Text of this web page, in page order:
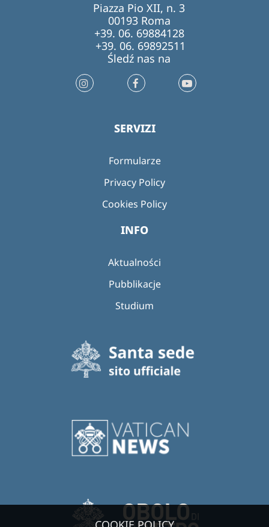
Piazza Pio XII, n. 3
00193 Roma
+39. 06. 69884128
+39. 06. 69892511
Śledź nas na
SERVIZI
Formularze
Privacy Policy
Cookies Policy
INFO
Aktualności
Pubblikacje
Studium